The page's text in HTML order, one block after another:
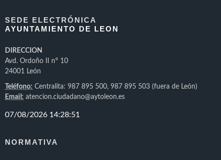
SEDE ELECTRÓNICA
AYUNTAMIENTO DE LEON
DIRECCION
Avd. Ordoño II nº 10
24001 León
Teléfono: Centralita: 987 895 500, 987 895 503 (fuera de León)
Email: atencion.ciudadano@aytoleon.es
NORMATIVA